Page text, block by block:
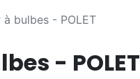
à bulbes - POLET
- POLET